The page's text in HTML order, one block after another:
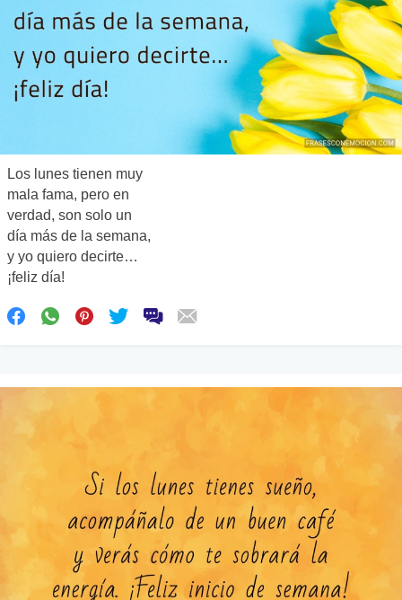
Los lunes tienen muy
mala fama, pero en
verdad, son solo un
día más de la semana,
y yo quiero decirte…
¡feliz día!